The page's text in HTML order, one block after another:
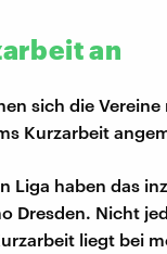
an
sich die
Kurzarbeit
Liga haben das
Dresden. Nicht
liegt bei